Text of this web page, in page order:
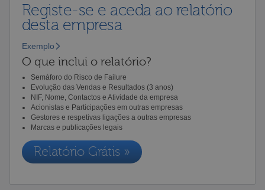
Registe-se e aceda ao relatório
desta empresa
Exemplo
O que inclui o relatório?
Semáforo do Risco de Failure
Evolução das Vendas e Resultados (3 anos)
NIF, Nome, Contactos e Atividade da empresa
Acionistas e Participações em outras empresas
Gestores e respetivas ligações a outras empresas
Marcas e publicações legais
Relatório Grátis »